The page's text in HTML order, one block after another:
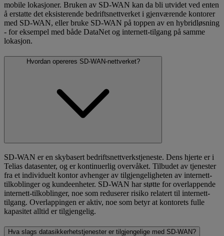
mobile lokasjoner. Bruken av SD-WAN kan da bli utvidet ved enten
å erstatte det eksisterende bedriftsnettverket i gjenværende kontorer
med SD-WAN, eller bruke SD-WAN på toppen av en hybridløsning
- for eksempel med både DataNet og internett-tilgang på samme
lokasjon.
Hvordan opereres SD-WAN-nettverket?
SD-WAN er en skybasert bedriftsnettverkstjeneste. Dens hjerte er i
Telias datasenter, og er kontinuerlig overvåket. Tilbudet av tjenester
fra et individuelt kontor avhenger av tilgjengeligheten av internett-
tilkoblinger og kundeenheter. SD-WAN har støtte for overlappende
internett-tilkoblinger, noe som reduserer risiko relatert til internett-
tilgang. Overlappingen er aktiv, noe som betyr at kontorets fulle
kapasitet alltid er tilgjengelig.
Hva slags datasikkerhetstjenester er tilgjengelige med SD-WAN?